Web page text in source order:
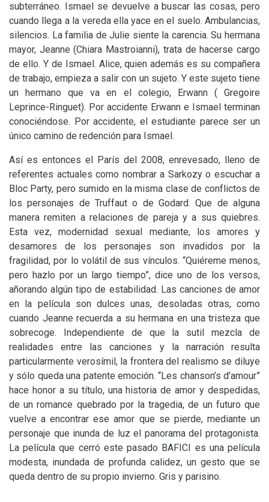
subterráneo. Ismael se devuelve a buscar las cosas, pero
cuando llega a la vereda ella yace en el suelo. Ambulancias,
silencios. La familia de Julie siente la carencia. Su hermana
mayor, Jeanne (Chiara Mastroianni), trata de hacerse cargo
de ello. Y de Ismael. Alice, quien además es su compañera
de trabajo, empieza a salir con un sujeto. Y este sujeto tiene
un hermano que va en el colegio, Erwann ( Gregoire
Leprince-Ringuet). Por accidente Erwann e Ismael terminan
conociéndose. Por accidente, el estudiante parece ser un
único camino de redención para Ismael.
Así es entonces el París del 2008, enrevesado, lleno de
referentes actuales como nombrar a Sarkozy o escuchar a
Bloc Party, pero sumido en la misma clase de conflictos de
los personajes de Truffaut o de Godard. Que de alguna
manera remiten a relaciones de pareja y a sus quiebres.
Esta vez, modernidad sexual mediante, los amores y
desamores de los personajes son invadidos por la
fragilidad, por lo volátil de sus vínculos. “Quiéreme menos,
pero hazlo por un largo tiempo”, dice uno de los versos,
añorando algún tipo de estabilidad. Las canciones de amor
en la película son dulces unas, desoladas otras, como
cuando Jeanne recuerda a su hermana en una tristeza que
sobrecoge. Independiente de que la sutil mezcla de
realidades entre las canciones y la narración resulta
particularmente verosímil, la frontera del realismo se diluye
y sólo queda una patente emoción. “Les chanson’s d’amour”
hace honor a su título, una historia de amor y despedidas,
de un romance quebrado por la tragedia, de un futuro que
vuelve a encontrar ese amor que se pierde, mediante un
personaje que inunda de luz el panorama del protagonista.
La película que cerró este pasado BAFICI es una película
modesta, inundada de profunda calidez, un gesto que se
queda dentro de su propio invierno. Gris y parisino.